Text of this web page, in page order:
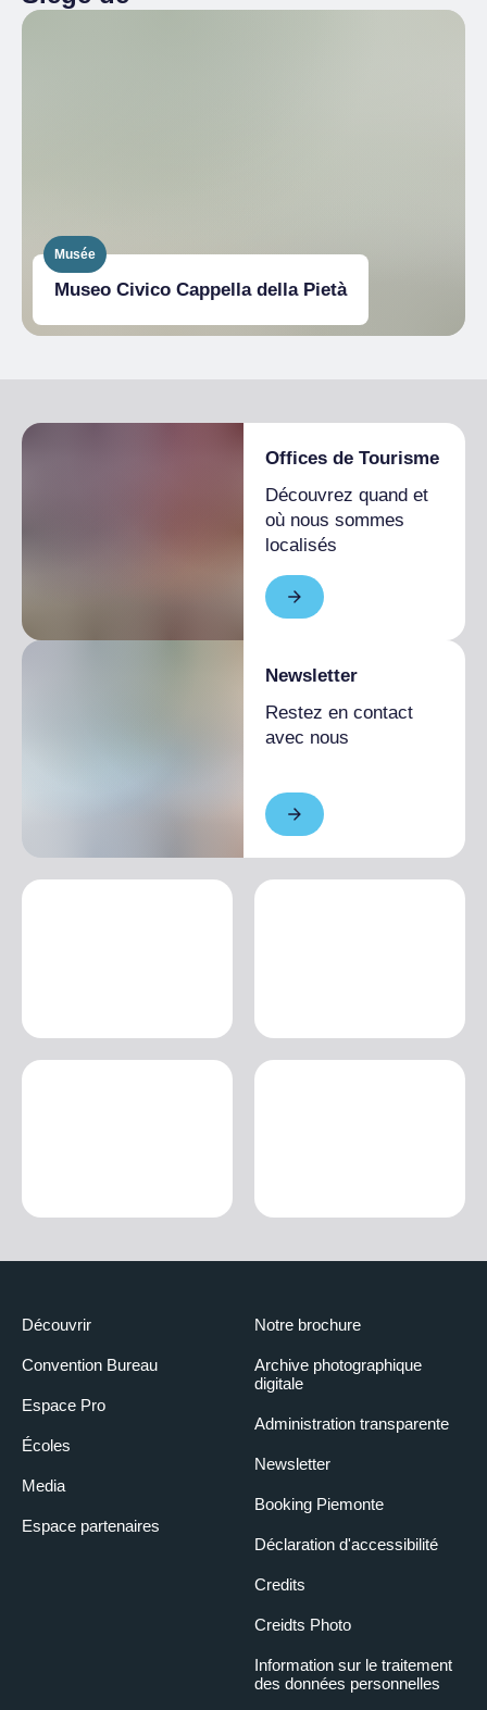
Musée
Museo Civico Cappella della Pietà
Offices de Tourisme
Découvrez quand et
où nous sommes
localisés
Newsletter
Restez en contact
avec nous
Découvrir
Convention Bureau
Espace Pro
Écoles
Media
Espace partenaires
Notre brochure
Archive photographique
digitale
Administration transparente
Newsletter
Booking Piemonte
Déclaration d'accessibilité
Credits
Creidts Photo
Information sur le traitement
des données personnelles